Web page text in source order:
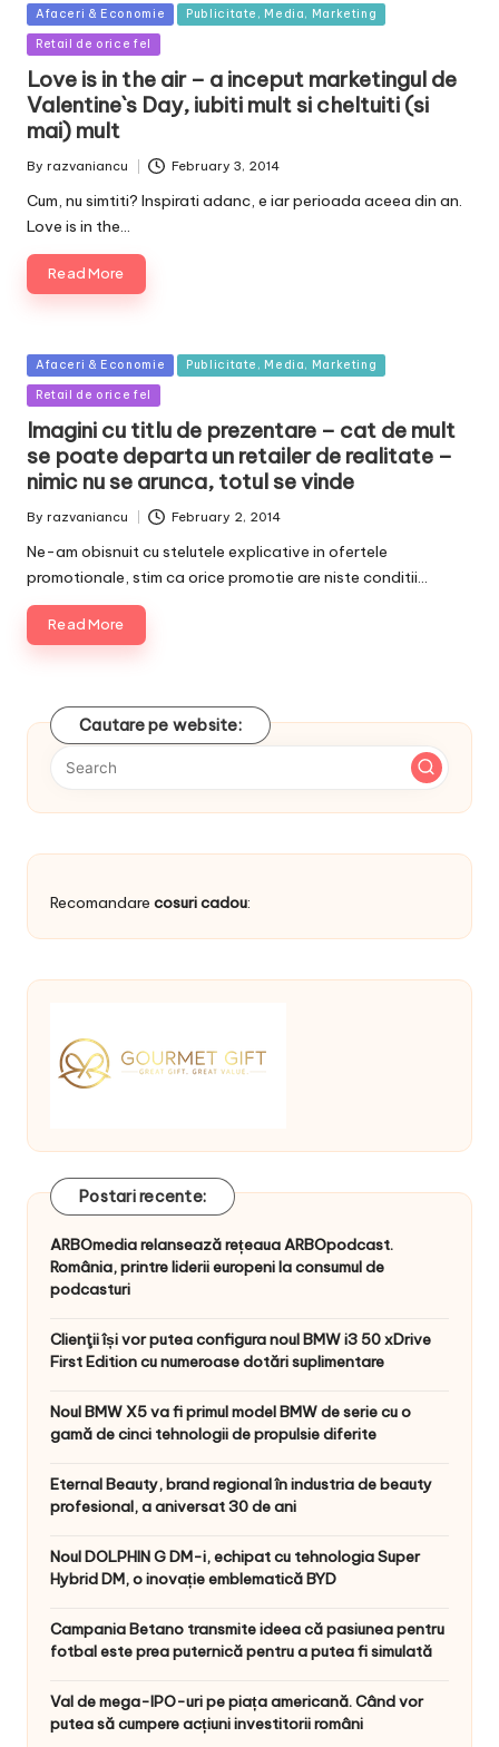
Posted
in
Afaceri & Economie Publicitate, Media, Marketing
Retail de orice fel
Love is in the air – a inceput marketingul de
Valentine`s Day, iubiti mult si cheltuiti (si
mai) mult
Posted
By razvaniancu February 3, 2014
Cum, nu simtiti? Inspirati adanc, e iar perioada aceea din an.
Love is in the…
Read More
Posted
in
Afaceri & Economie Publicitate, Media, Marketing
Retail de orice fel
Imagini cu titlu de prezentare – cat de mult
se poate departa un retailer de realitate –
nimic nu se arunca, totul se vinde
Posted
By razvaniancu February 2, 2014
Ne-am obisnuit cu stelutele explicative in ofertele
promotionale, stim ca orice promotie are niste conditii…
Read More
Cautare pe website:
Recomandare cosuri cadou:
Postari recente:
ARBOmedia relansează rețeaua ARBOpodcast.
România, printre liderii europeni la consumul de
podcasturi
Clienţii își vor putea configura noul BMW i3 50 xDrive
First Edition cu numeroase dotări suplimentare
Noul BMW X5 va fi primul model BMW de serie cu o
gamă de cinci tehnologii de propulsie diferite
Eternal Beauty, brand regional în industria de beauty
profesional, a aniversat 30 de ani
Noul DOLPHIN G DM-i, echipat cu tehnologia Super
Hybrid DM, o inovație emblematică BYD
Campania Betano transmite ideea că pasiunea pentru
fotbal este prea puternică pentru a putea fi simulată
Val de mega-IPO-uri pe piața americană. Când vor
putea să cumpere acțiuni investitorii români